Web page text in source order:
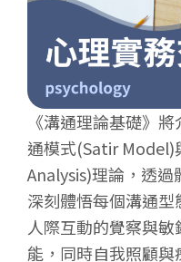
《溝通理論基礎》
通模式(Satir
Analysis)理論，透
深刻體悟每個溝通
人際互動的覺察與
能，同時自我照顧與